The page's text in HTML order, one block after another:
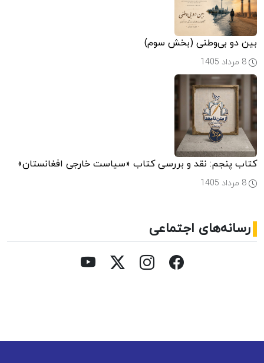
بین دو بی‌وطنی (بخش سوم)
کتاب پنجم: نقد و بررسی کتاب «سیاست خارجی افغانستان»
رسانه‌های اجتماعی